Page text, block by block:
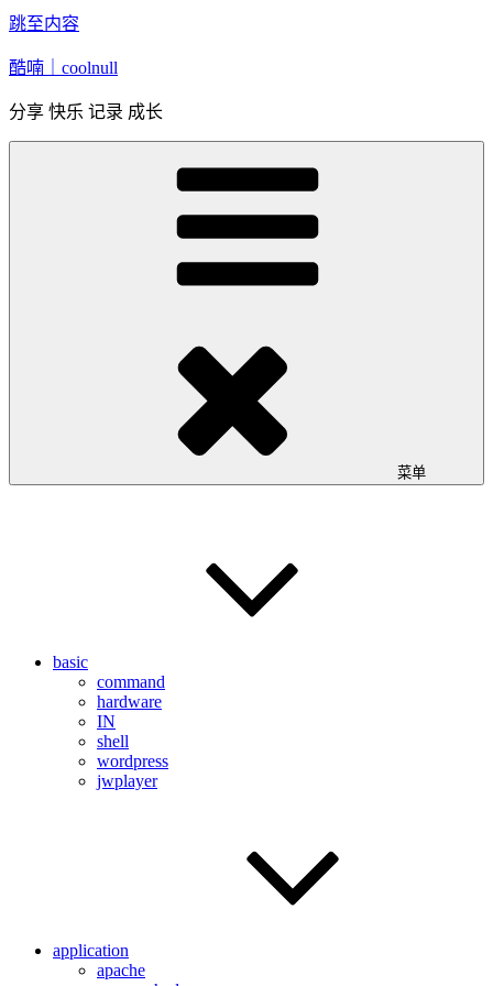
跳至内容
酷喃｜coolnull
分享 快乐 记录 成长
菜单
basic
command
hardware
IN
shell
wordpress
jwplayer
application
apache